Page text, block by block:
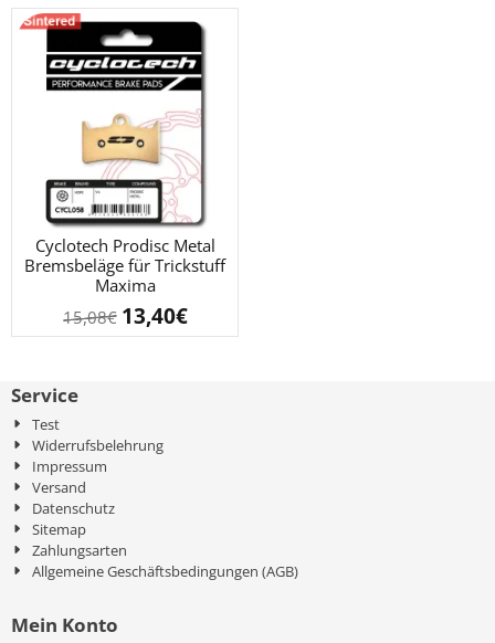
Cyclotech Prodisc Metal
Bremsbeläge für Trickstuff
Maxima
15,08€ 13,40€
Service
Test
Widerrufsbelehrung
Impressum
Versand
Datenschutz
Sitemap
Zahlungsarten
Allgemeine Geschäftsbedingungen (AGB)
Mein Konto